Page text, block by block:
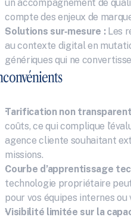
un accompagnement de
compte des enjeux de
Solutions sur‑mesure : Les
au contexte digital en
génériques qui ne
Tarification non
coûts, ce qui complique
agence cliente souhaitant
missions.
Courbe d’apprentissage
technologie propriétaire
pour vos équipes internes ou
Visibilité limitée sur la